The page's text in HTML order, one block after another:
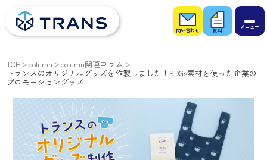
お問
い合
わせ
お役
立ち
資料
TOP column column関連コラム
トランスのオリジナルグッズを作製しました！SDGs素材を使った企業の
プロモーショングッズ